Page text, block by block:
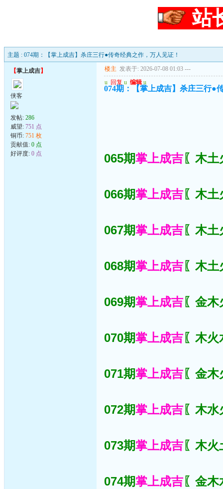
站
主题 : 074期：【掌上成吉】杀庄三行●传奇经典之作，万人见证！
【掌上成吉】
侠客
发帖: 286
威望: 751 点
铜币: 751 枚
贡献值: 0 点
好评度: 0 点
楼主 发表于: 2026-07-08 01:03 ---
u 回复 u 编辑 u
074期：【掌上成吉】杀庄三行●
065期掌上成吉 〖木
066期掌上成吉 〖木
067期掌上成吉 〖木
068期掌上成吉 〖木
069期掌上成吉 〖金
070期掌上成吉 〖木
071期掌上成吉 〖金
072期掌上成吉 〖木
073期掌上成吉 〖木
074期掌上成吉 〖金